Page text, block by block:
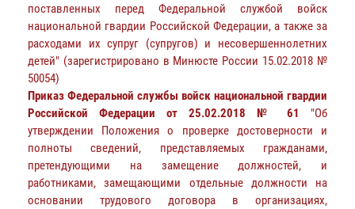
поставленных перед Федеральной службой войск
национальной гвардии Российской Федерации, а также за
расходами их супруг (супругов) и несовершеннолетних
детей" (зарегистрировано в Минюсте России 15.02.2018 №
50054)
Приказ Федеральной службы войск национальной гвардии
Российской Федерации от 25.02.2018 № 61
"Об
утверждении Положения о проверке достоверности и
полноты сведений, представляемых гражданами,
претендующими на замещение должностей, и
работниками, замещающими отдельные должности на
основании трудового договора в организациях,